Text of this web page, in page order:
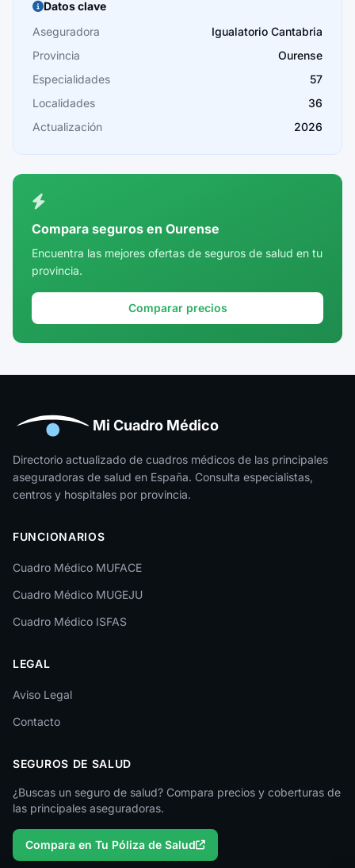
Cáceres
Cádiz
Cantabria
Castellón
Córdoba
Cuenca
Girona
Huesca
Jaén
La Rioja
León
Lleida
Lugo
Málaga
Melilla
Murcia
Palencia
Pontevedra
Datos clave
Aseguradora
Igualatorio Cantabria
Provincia
Ourense
Especialidades
57
Localidades
36
Actualización
2026
Compara seguros en Ourense
Encuentra las mejores ofertas de seguros de salud en tu
provincia.
Comparar precios
Mi Cuadro Médico
Directorio actualizado de cuadros médicos de las principales
aseguradoras de salud en España. Consulta especialistas,
centros y hospitales por provincia.
FUNCIONARIOS
Cuadro Médico MUFACE
Cuadro Médico MUGEJU
Cuadro Médico ISFAS
LEGAL
Aviso Legal
Contacto
SEGUROS DE SALUD
¿Buscas un seguro de salud? Compara precios y coberturas de
las principales aseguradoras.
Compara en Tu Póliza de Salud